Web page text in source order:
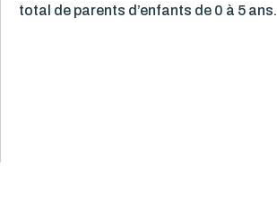
total de parents d’enfants de 0 à 5 ans.